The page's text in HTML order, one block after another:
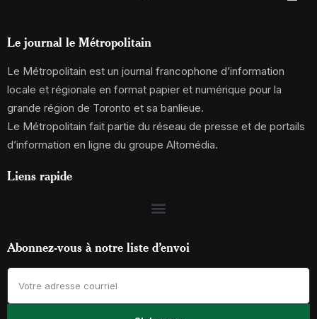
Le journal le Métropolitain
Le Métropolitain est un journal francophone d’information
locale et régionale en format papier et numérique pour la
grande région de Toronto et sa banlieue.
Le Métropolitain fait partie du réseau de presse et de portails
d’information en ligne du groupe Altomédia.
Liens rapide
Abonnez-vous à notre liste d’envoi